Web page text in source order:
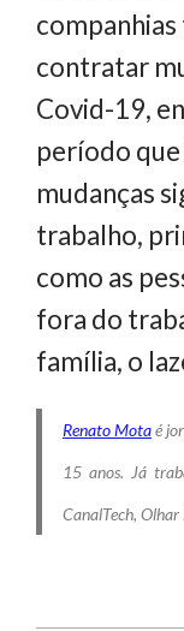
contratar
Covid-19,
período
mudanças
trabalho,
como as
fora do
família, o
Renato Motaé
15 anos. Já
CanalTech, Olhar